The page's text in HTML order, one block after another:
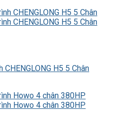
H5 5 Chân